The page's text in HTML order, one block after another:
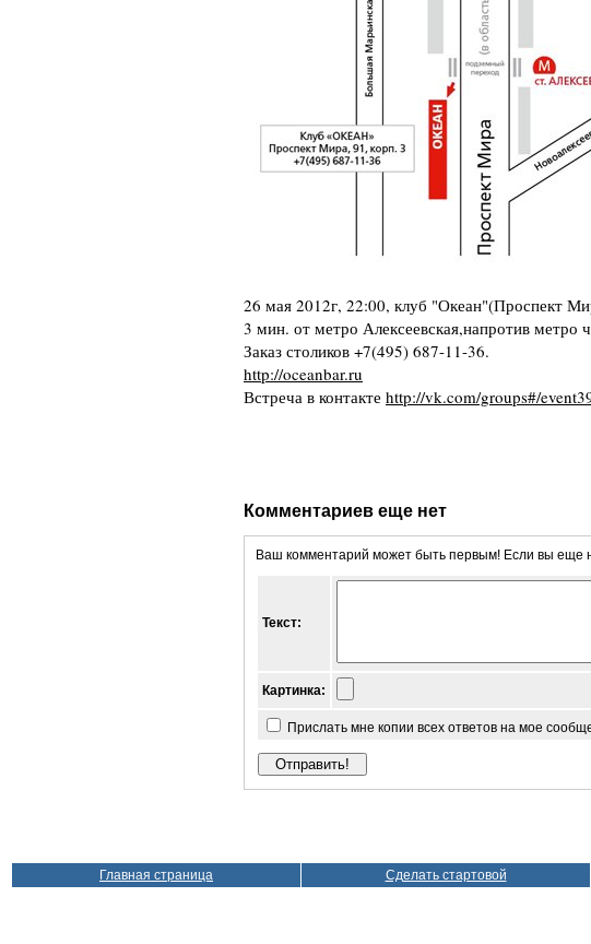
26 мая 2012г, 22:00, клуб "Океан"(Проспект
3 мин. от метро Алексеевская,напротив метро
Заказ столиков +7(495) 687-11-36.
http://oceanbar.ru
Встреча в контакте http://vk.com/groups#/
Комментариев еще нет
Ваш комментарий может быть первым! Если вы еще
Текст:
Картинка:
Прислать мне копии всех ответов на мое
Главная страница Сделать стартовой